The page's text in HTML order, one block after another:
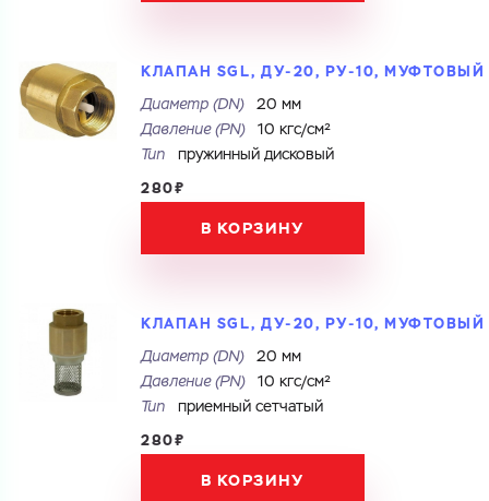
Имя
Электронная почта
Запросить Счёт
Номер телефона
КЛАПАН SGL, ДУ-20, РУ-10, МУФТОВЫЙ
Диаметр (DN)
20 мм
Давление (PN)
10 кгс/см²
Тип
пружинный дисковый
280₽
В КОРЗИНУ
КЛАПАН SGL, ДУ-20, РУ-10, МУФТОВЫЙ
Диаметр (DN)
20 мм
Давление (PN)
10 кгс/см²
Тип
приемный сетчатый
280₽
В КОРЗИНУ